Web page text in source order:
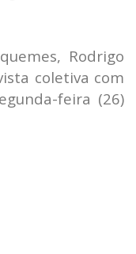
Rodrigo
coletiva com
feira (26)